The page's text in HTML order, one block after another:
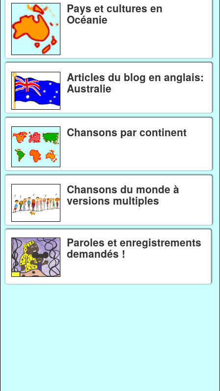
Pays et cultures en
Océanie
Articles du blog en anglais:
Australie
Chansons par continent
Chansons du monde à
versions multiples
Paroles et enregistrements
demandés !